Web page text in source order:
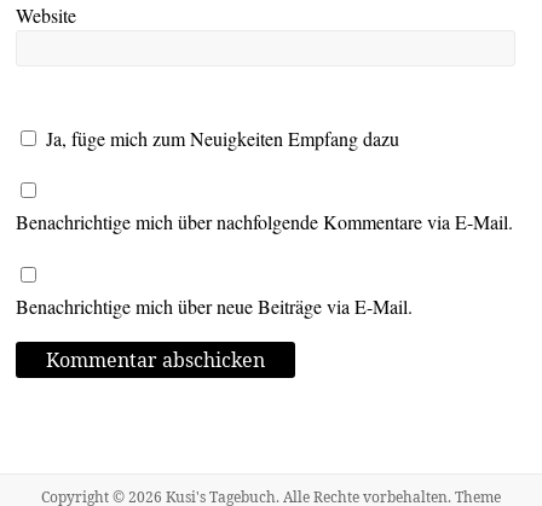
Website
Ja, füge mich zum Neuigkeiten Empfang dazu
Benachrichtige mich über nachfolgende Kommentare via E-Mail.
Benachrichtige mich über neue Beiträge via E-Mail.
Copyright © 2026 Kusi's Tagebuch. Alle Rechte vorbehalten. Theme